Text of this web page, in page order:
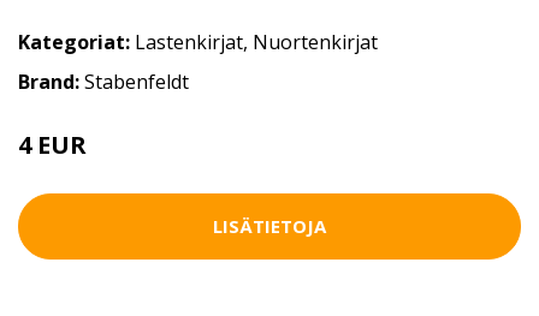
Kategoriat: Lastenkirjat, Nuortenkirjat
Brand:Stabenfeldt
4 EUR
LISÄTIETOJA